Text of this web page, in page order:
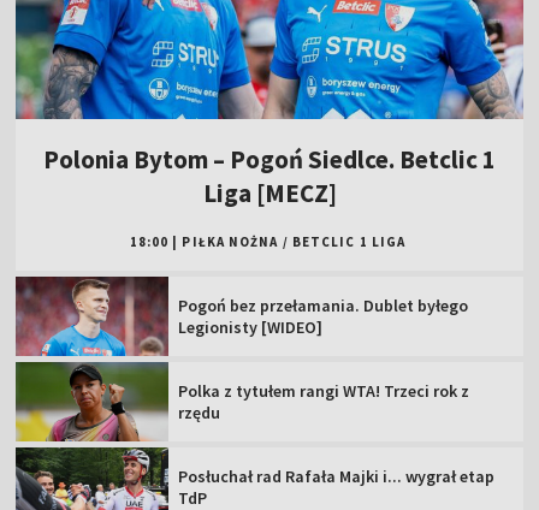
Polonia Bytom – Pogoń Siedlce. Betclic 1
Liga [MECZ]
18:00 PIŁKA NOŻNA / BETCLIC 1 LIGA
Pogoń bez przełamania. Dublet byłego
Legionisty [WIDEO]
Polka z tytułem rangi WTA! Trzeci rok z
rzędu
Posłuchał rad Rafała Majki i... wygrał etap
TdP